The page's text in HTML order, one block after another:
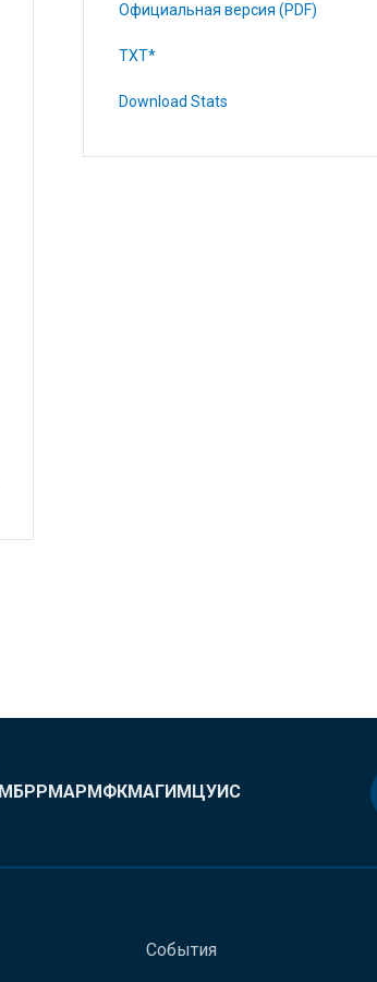
Официальная версия (PDF)
TXT*
Download Stats
МБРРМАРМФКМАГИМЦУИС
События